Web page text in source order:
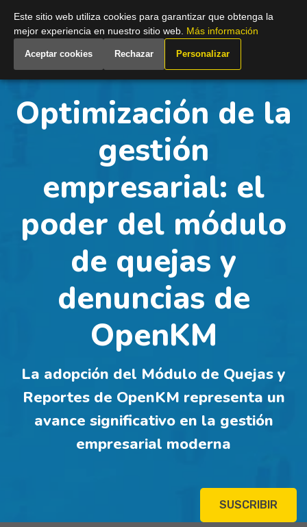
Spain
Optimización de la
gestión
empresarial: el
poder del módulo
de quejas y
denuncias de
OpenKM
La adopción del Módulo de Quejas y
Reportes de OpenKM representa un
avance significativo en la gestión
empresarial moderna
SUSCRIBIR
Este sitio web utiliza cookies para garantizar que obtenga la
mejor experiencia en nuestro sitio web. Más información
Aceptar cookies Rechazar Personalizar